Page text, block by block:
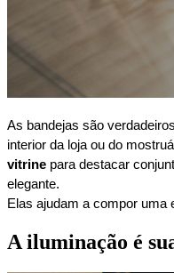
As bandejas são
interior da loja ou do
vitrine para destacar
elegante.
Elas ajudam a compor uma
A iluminação é